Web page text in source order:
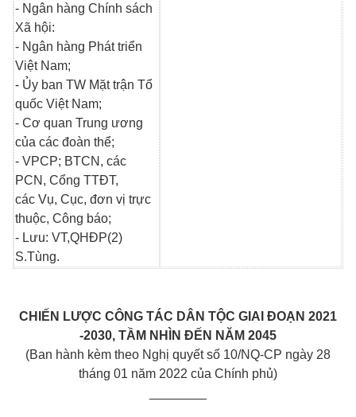
- Ngân hàng Chính sách
Xã hội:
- Ngân hàng Phát triển
Việt Nam;
- Ủy ban TW Mặt trận Tổ
quốc Việt Nam;
- Cơ quan Trung ương
của các đoàn thể;
- VPCP; BTCN, các
PCN, Cổng TTĐT,
các Vụ, Cục, đơn vị trực
thuộc, Công báo;
- Lưu: VT,QHĐP(2)
S.Tùng.
CHIẾN LƯỢC CÔNG TÁC DÂN TỘC GIAI ĐOẠN 2021
-2030, TẦM NHÌN ĐẾN NĂM 2045
(Ban hành kèm theo Nghị quyết số 10/NQ-CP ngày 28
tháng 01 năm 2022 của Chính phủ)